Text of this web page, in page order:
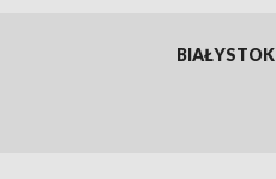
BIAŁYSTOK